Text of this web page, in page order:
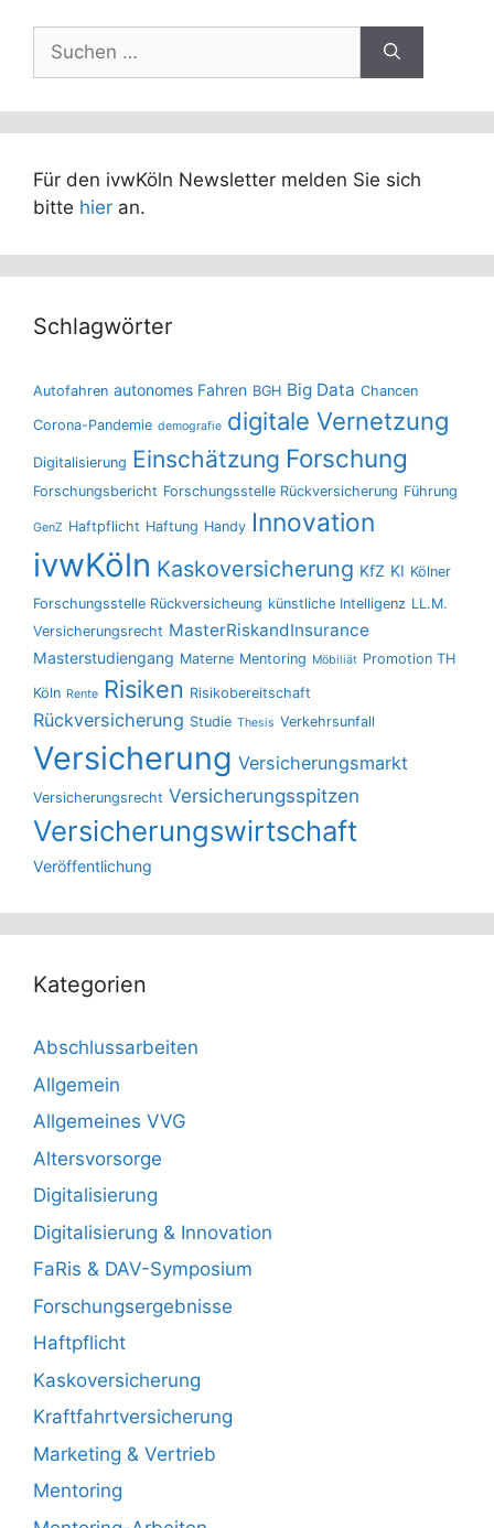
Suchen
nach:
Für den ivwKöln Newsletter melden Sie sich
bitte hier an.
Schlagwörter
Autofahren autonomes Fahren BGH Big Data Chancen
Corona-Pandemie demografie digitale Vernetzung
Digitalisierung Einschätzung Forschung
Forschungsbericht Forschungsstelle Rückversicherung Führung
GenZ Haftpflicht Haftung Handy Innovation
ivwKöln Kaskoversicherung KfZ KI Kölner
Forschungsstelle Rückversicheung künstliche Intelligenz LL.M.
Versicherungsrecht MasterRiskandInsurance
Masterstudiengang Materne Mentoring Möbiliät Promotion TH
Köln Rente Risiken Risikobereitschaft
Rückversicherung Studie Thesis Verkehrsunfall
Versicherung Versicherungsmarkt
Versicherungsrecht Versicherungsspitzen
Versicherungswirtschaft
Veröffentlichung
Kategorien
Abschlussarbeiten
Allgemein
Allgemeines VVG
Altersvorsorge
Digitalisierung
Digitalisierung & Innovation
FaRis & DAV-Symposium
Forschungsergebnisse
Haftpflicht
Kaskoversicherung
Kraftfahrtversicherung
Marketing & Vertrieb
Mentoring